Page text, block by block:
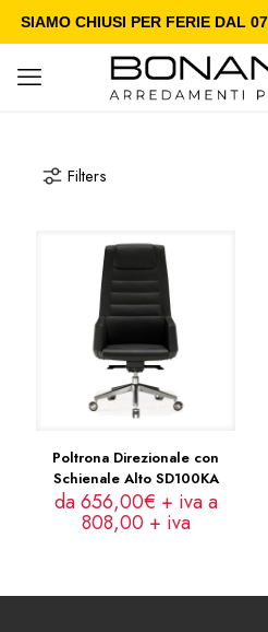
SIAMO CHIUSI PER FERIE DAL
Filters
Poltrona Direzionale con
Schienale Alto SD100KA
da 656,00€ + iva a
808,00 + iva